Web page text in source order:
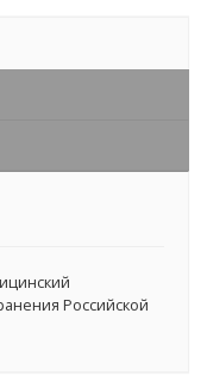
Российской